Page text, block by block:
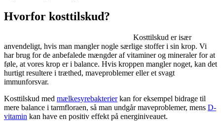
Hvorfor kosttilskud?
Kosttilskud er især
anvendeligt, hvis man mangler nogle særlige stoffer i sin krop. Vi
har brug for de anbefalede mængder af vitaminer og mineraler for at
føle, at vores krop er i balance. Hvis kroppen mangler noget, kan det
hurtigt resultere i træthed, maveproblemer eller et svagt
immunforsvar.
Kosttilskud med mælkesyrebakterierkan for eksempel bidrage til
mere balance i tarmfloraen, så man undgår maveproblemer, mens D-
vitamin kan have en positiv effekt på energiniveauet.